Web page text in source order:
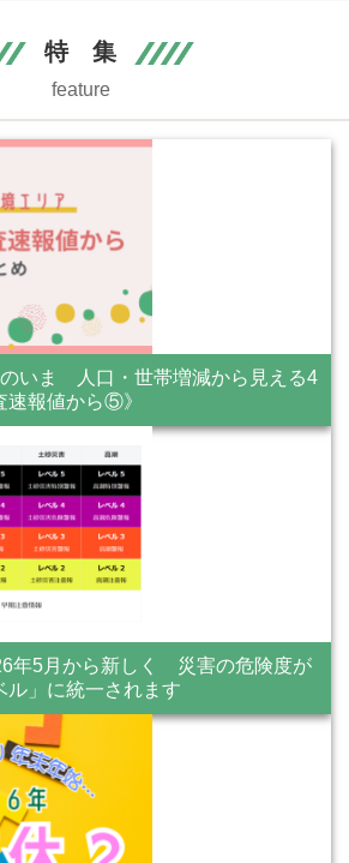
特 集
feature
いま 人口・世帯増減から見える4
速報値から⑤》
年5月から新しく 災害の危険度が
ル」に統一されます